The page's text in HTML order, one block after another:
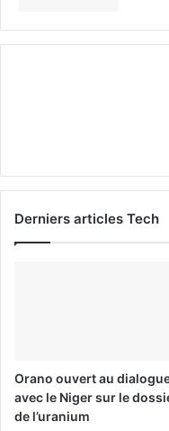
Derniers articles Tech
Orano ouvert au
avec le Niger sur le
de l’uranium